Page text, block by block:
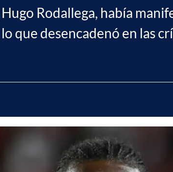
Rodallega, había
que desencadenó en las